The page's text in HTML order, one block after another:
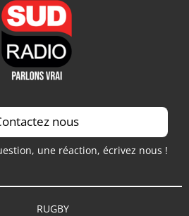
nous
une réaction, écrivez nous !
RUGBY